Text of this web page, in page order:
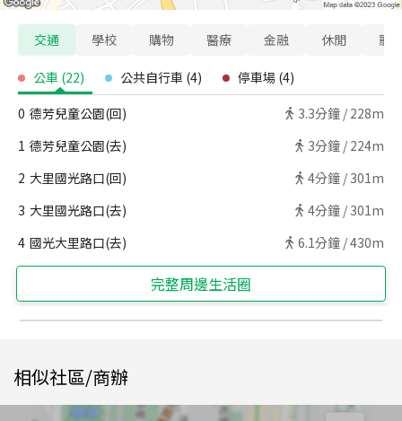
交通 學校 購物 醫療 金融 休閒 寵
公車 (22) 公共自行車 (4) 停車場 (4)
0 德芳兒童公園(回) 3.3分鐘 / 228m
1 德芳兒童公園(去) 3分鐘 / 224m
2 大里國光路口(回) 4分鐘 / 301m
3 大里國光路口(去) 4分鐘 / 301m
4 國光大里路口(去) 6.1分鐘 /430m
完整周邊生活圈
相似社區/商辦